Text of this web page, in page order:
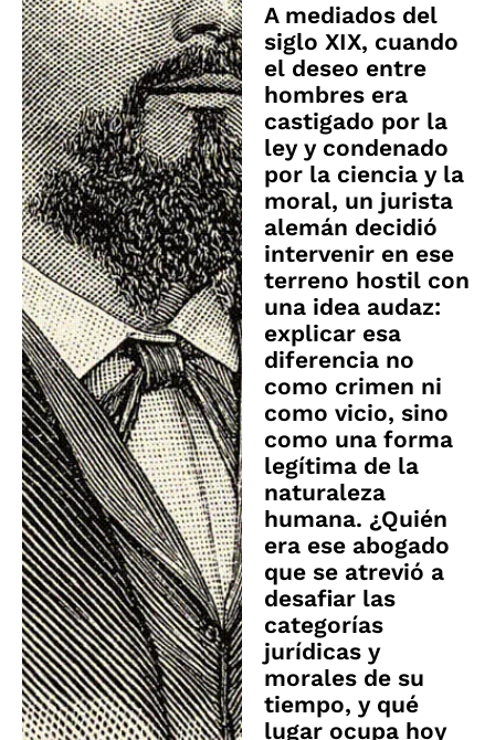
A mediados del
siglo XIX, cuando
el deseo entre
hombres era
castigado por la
ley y condenado
por la ciencia y la
moral, un jurista
alemán decidió
intervenir en ese
terreno hostil con
una idea audaz:
explicar esa
diferencia no
como crimen ni
como vicio, sino
como una forma
legítima de la
naturaleza
humana. ¿Quién
era ese abogado
que se atrevió a
desafiar las
categorías
jurídicas y
morales de su
tiempo, y qué
lugar ocupa hoy